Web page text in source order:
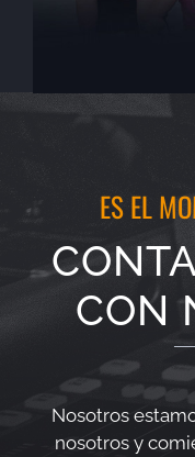
ES EL
CON
Nosotros
nosotros y